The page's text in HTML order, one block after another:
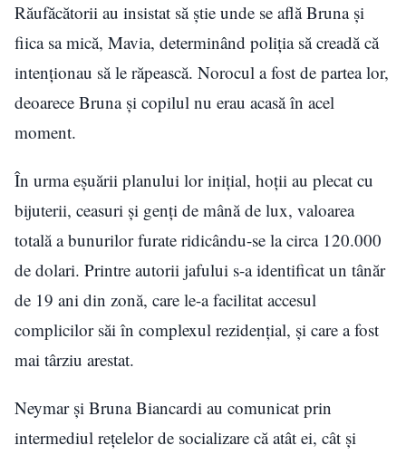
Răufăcătorii au insistat să știe unde se află Bruna și
fiica sa mică, Mavia, determinând poliția să creadă că
intenționau să le răpească. Norocul a fost de partea lor,
deoarece Bruna și copilul nu erau acasă în acel
moment.
În urma eșuării planului lor inițial, hoții au plecat cu
bijuterii, ceasuri și genți de mână de lux, valoarea
totală a bunurilor furate ridicându-se la circa 120.000
de dolari. Printre autorii jafului s-a identificat un tânăr
de 19 ani din zonă, care le-a facilitat accesul
complicilor săi în complexul rezidențial, și care a fost
mai târziu arestat.
Neymar și Bruna Biancardi au comunicat prin
intermediul rețelelor de socializare că atât ei, cât și